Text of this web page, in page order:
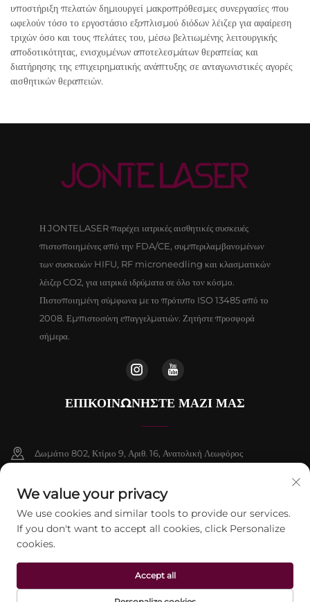
υποστήριξη πελατών δημιουργεί μακροπρόθεσμες συνεργασίες που
ωφελούν τόσο το εργοστάσιο εξοπλισμού διόδων λέιζερ για αφαίρεση
τριχών όσο και τους πελάτες του, μέσω βελτιωμένης λειτουργικής
αποδοτικότητας, ενισχυμένων αποτελεσμάτων θεραπείας και
διατήρησης της επιχειρηματικής ανάπτυξης σε ανταγωνιστικές αγορές
αισθητικών θεραπειών.
Η JONTELASER παρέχει ιατρικές αισθητικές συσκευές
πιστοποιημένες από την FDA/CE, συμπεριλαμβανομένων
των συσκευών HIFU, RF microneedling και κλασματικών
λέιζερ CO2, για ιατρικά ιδρύματα σε όλο τον κόσμο.
Πιστοποιημένη σύμφωνα με το πρότυπο ISO 13485 από το
2008. Εμπιστοσύνη επαγγελματιών. Ζητήστε προσφορά
σήμερα.
ΕΠΙΚΟΙΝΩΝΉΣΤΕ ΜΑΖΊ ΜΑΣ
Δωμάτιο 802, Κτίριο 9, Αριθ. 16, Ανατολική Λεωφόρος
+86-13911459627
[email protected]
Πνευματικά δικαιώματα © 2026 Beijing Jontelaser Technology CO., LTD.
Με επιφύλαξη παντός δικαιώματος. Πολιτική Απορρήτου
We value your privacy
We use cookies and similar tools to provide our services.
If you don't want to accept all cookies, click Personalize
cookies.
Accept all